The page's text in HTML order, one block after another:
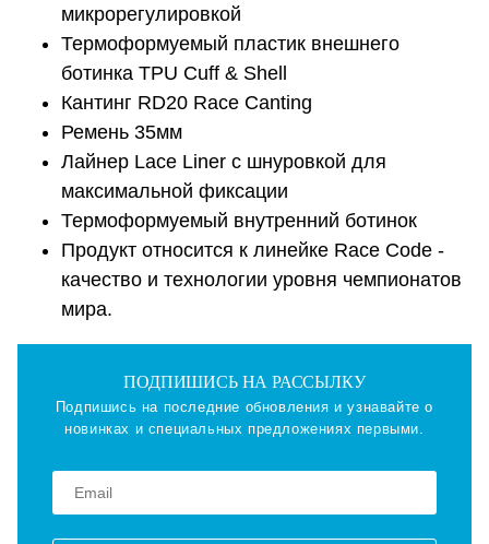
микрорегулировкой
Термоформуемый пластик внешнего
ботинка TPU Cuff & Shell
Кантинг RD20 Race Canting
Ремень 35мм
Лайнер Lace Liner с шнуровкой для
максимальной фиксации
Термоформуемый внутренний ботинок
Продукт относится к линейке Race Code -
качество и технологии уровня чемпионатов
мира.
ПОДПИШИСЬ НА РАССЫЛКУ
Подпишись на последние обновления и узнавайте о
новинках и специальных предложениях первыми.